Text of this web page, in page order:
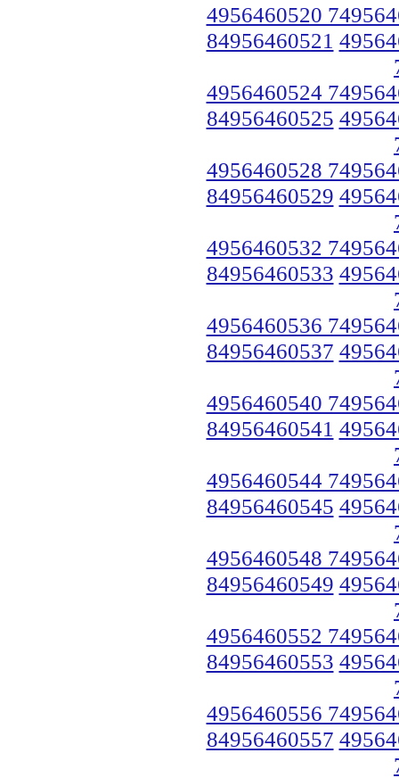
4956460520
84956460521
4956460524
84956460525
4956460528
84956460529
4956460532
84956460533
4956460536
84956460537
4956460540
84956460541
4956460544
84956460545
4956460548
84956460549
4956460552
84956460553
4956460556
84956460557